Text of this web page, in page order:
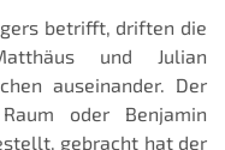
betrifft, driften die
und Julian
auseinander. Der
oder Benjamin
gebracht hat der